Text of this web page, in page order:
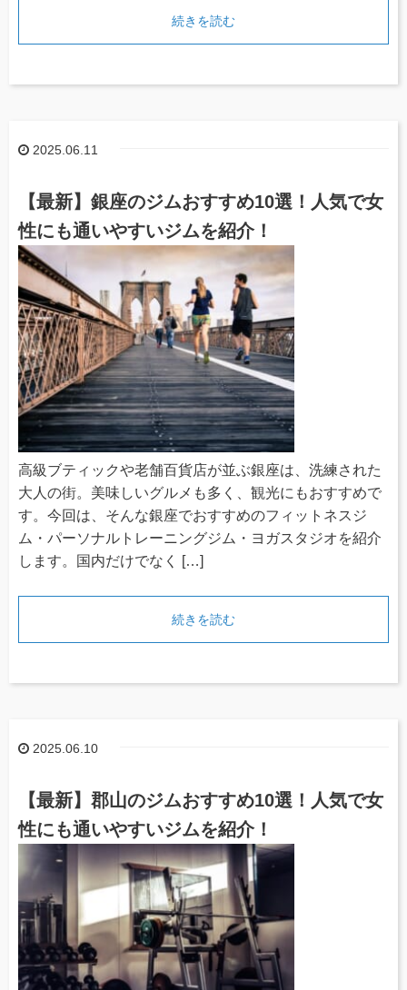
続きを読む
2025.06.11
【最新】銀座のジムおすすめ10選！人気で女
性にも通いやすいジムを紹介！
高級ブティックや老舗百貨店が並ぶ銀座は、洗練された
大人の街。美味しいグルメも多く、観光にもおすすめで
す。今回は、そんな銀座でおすすめのフィットネスジ
ム・パーソナルトレーニングジム・ヨガスタジオを紹介
します。国内だけでなく […]
続きを読む
2025.06.10
【最新】郡山のジムおすすめ10選！人気で女
性にも通いやすいジムを紹介！